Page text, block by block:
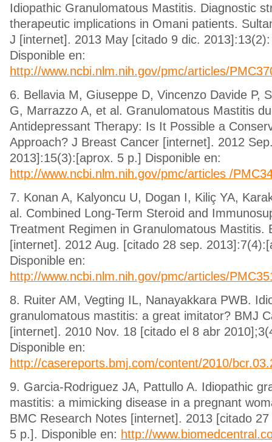
Idiopathic Granulomatous Mastitis. Diagnostic
therapeutic implications in Omani patients.
J [internet]. 2013 May [citado 9 dic.
Disponible en:
http://www.ncbi.nlm.nih.gov/pmc/articles/
6. Bellavia M, Giuseppe D, Vincenzo Davide P,
G, Marrazzo A, et al. Granulomatous Mastitis
Antidepressant Therapy: Is It Possible a
Approach? J Breast Cancer [internet]. 2012
2013]:15(3):[aprox. 5 p.] Disponible en:
http://www.ncbi.nlm.nih.gov/pmc/articles /
7. Konan A, Kalyoncu U, Dogan I, Kiliç YA,
al. Combined Long-Term Steroid and
Treatment Regimen in Granulomatous Mastitis.
[internet]. 2012 Aug. [citado 28 sep.
Disponible en:
http://www.ncbi.nlm.nih.gov/pmc/articles/
8. Ruiter AM, Vegting IL, Nanayakkara PWB.
granulomatous mastitis: a great imitator? BMJ
[internet]. 2010 Nov. 18 [citado el 8 abr
Disponible en:
http://casereports.bmj.com/content/2010/
9. Garcia-Rodriguez JA, Pattullo A. Idiopathic
mastitis: a mimicking disease in a pregnant
BMC Research Notes [internet]. 2013 [citado
5 p.]. Disponible en: http://